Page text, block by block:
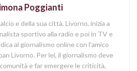
Poggianti
e della sua città, Livorno, inizia a
sportivo alla radio e poi in TV e
al giornalismo online con l'amico
Livorno. Per lei, il giornalismo deve
e far emergere le criticità,